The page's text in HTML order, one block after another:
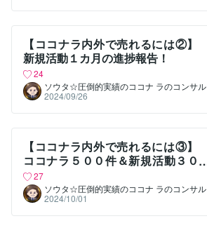
【ココナラ内外で売れるには②】
新規活動１カ月の進捗報告！
24
ソウタ☆圧倒的実績のココナ ラのコンサル
2024/09/26
【ココナラ内外で売れるには③】
ココナラ５００件＆新規活動３０
０件達成
27
ソウタ☆圧倒的実績のココナ ラのコンサル
2024/10/01